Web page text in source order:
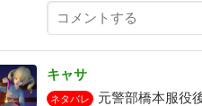
キャサ
ネタバレ 元警部橋本服役